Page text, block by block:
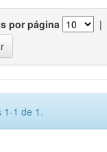
por página |
1-1 de 1.